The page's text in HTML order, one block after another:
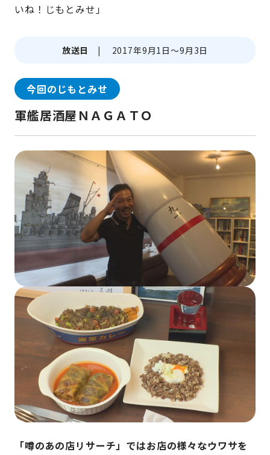
いね！じもとみせ」
放送日 | 2017年9月1日～9月3日
今回のじもとみせ
軍艦居酒屋ＮＡＧＡＴＯ
「噂のあの店リサーチ」ではお店の様々なウワサを